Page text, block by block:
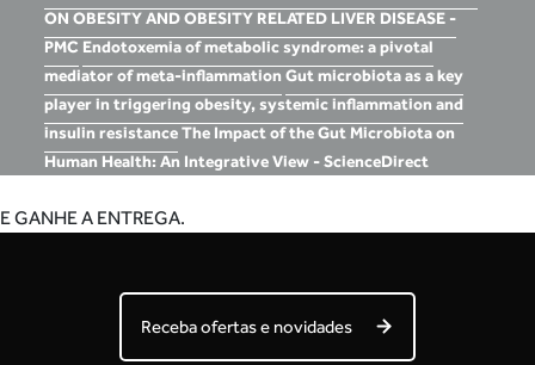
ON OBESITY AND OBESITY RELATED LIVER DISEASE -
PMC Endotoxemia of metabolic syndrome: a pivotal
mediator of meta-inflammation Gut microbiota as a key
player in triggering obesity, systemic inflammation and
insulin resistance The Impact of the Gut Microbiota on
Human Health: An Integrative View - ScienceDirect
E GANHE A ENTREGA.
Receba ofertas e novidades